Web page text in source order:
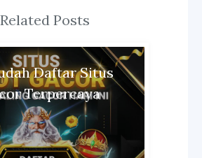
Related Posts
Daftar Situs
Terpercaya